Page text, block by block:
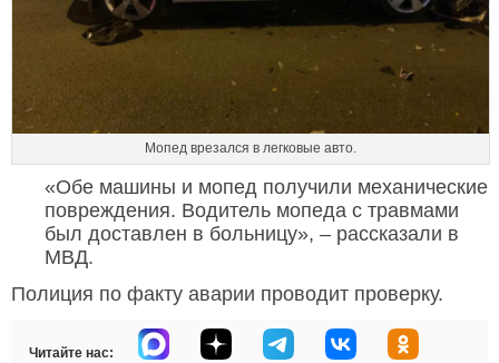
Мопед врезался в легковые авто.
«Обе машины и мопед получили механические
повреждения. Водитель мопеда с травмами
был доставлен в больницу», – рассказали в
МВД.
Полиция по факту аварии проводит проверку.
Читайте нас: